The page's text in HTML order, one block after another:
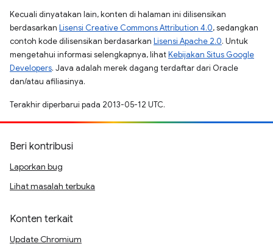
Kecuali dinyatakan lain, konten di halaman ini dilisensikan
berdasarkan Lisensi Creative Commons Attribution 4.0, sedangkan
contoh kode dilisensikan berdasarkan Lisensi Apache 2.0. Untuk
mengetahui informasi selengkapnya, lihatKebijakan Situs Google
Developers. Java adalah merek dagang terdaftar dari Oracle
dan/atau afiliasinya.
Terakhir diperbarui pada 2013-05-12 UTC.
Beri kontribusi
Laporkan bug
Lihat masalah terbuka
Konten terkait
Update Chromium